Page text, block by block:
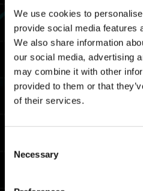
We use cookies to
provide social media features
We also share information
our social media, advertising
may combine it with other
provided to them or that
of their services.
Selection
Necessary
12/04 2024 03:00 UTC
04/11 2024 20:00 PDT
PDT
Karte
Raumzeitriss
Prämien